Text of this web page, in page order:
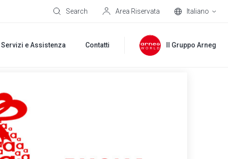
Search Area Riservata Italiano
Servizi e Assistenza Contatti Il Gruppo Arneg